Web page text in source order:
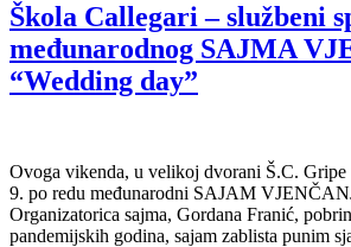
Škola Callegari – službeni
međunarodnog SAJMA
“Wedding day”
Ovoga vikenda, u velikoj dvorani Š.C. Gripe
9. po redu međunarodni SAJAM
Organizatorica sajma, Gordana Franić,
pandemijskih godina, sajam zablista punim